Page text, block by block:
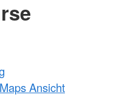
Ansicht